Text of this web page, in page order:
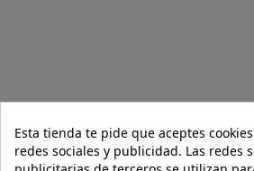
Esta tienda te pide que aceptes
redes sociales y publicidad. Las redes